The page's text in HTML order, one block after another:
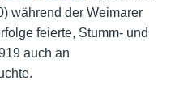
während der Weimarer
feierte, Stumm- und
auch an